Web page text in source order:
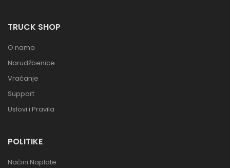
TRUCK SHOP
O nama
Narudžbenice
Vraćanje
Support
Uslovi i Pravila
POLITIKE
Načini Naplate